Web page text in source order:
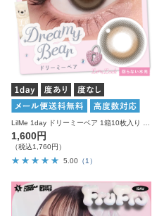
1,600円
（税込1,760円）
5.00 （1）